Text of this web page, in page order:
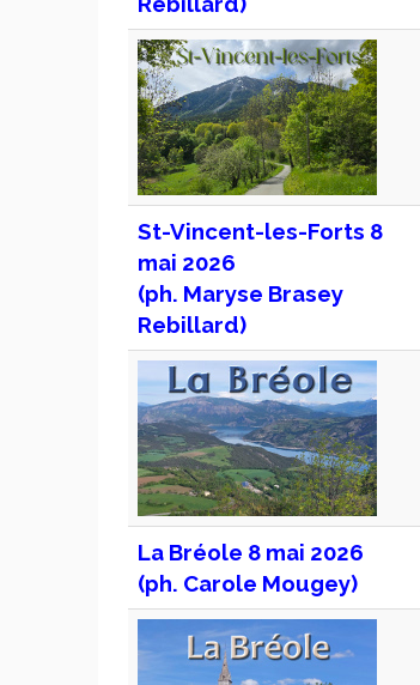
St-Vincent-les-Forts 8
mai 2026
(ph. Maryse Brasey
Rebillard)
La Bréole 8 mai 2026
(ph. Carole Mougey)